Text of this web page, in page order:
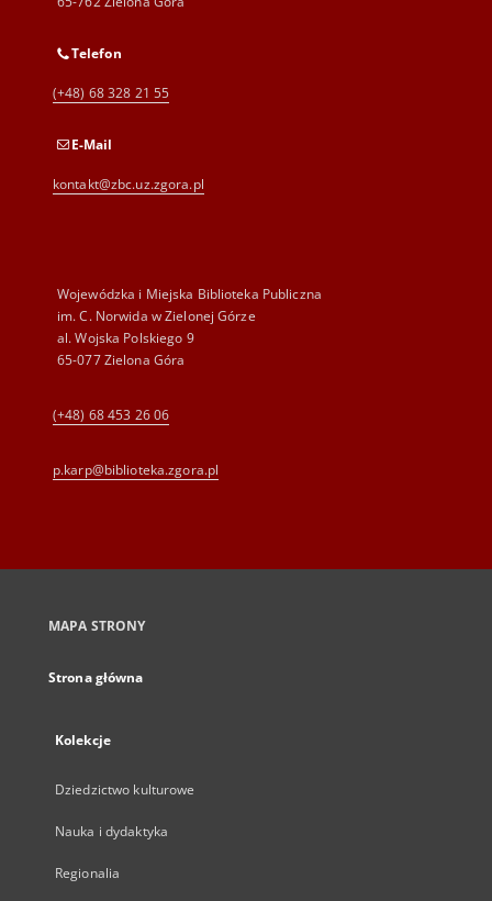
Telefon
(+48) 68 328 21 55
E-Mail
kontakt@zbc.uz.zgora.pl
Wojewódzka i Miejska Biblioteka Publiczna
im. C. Norwida w Zielonej Górze
al. Wojska Polskiego 9
65-077 Zielona Góra
(+48) 68 453 26 06
p.karp@biblioteka.zgora.pl
MAPA STRONY
Strona główna
Kolekcje
Dziedzictwo kulturowe
Nauka i dydaktyka
Regionalia